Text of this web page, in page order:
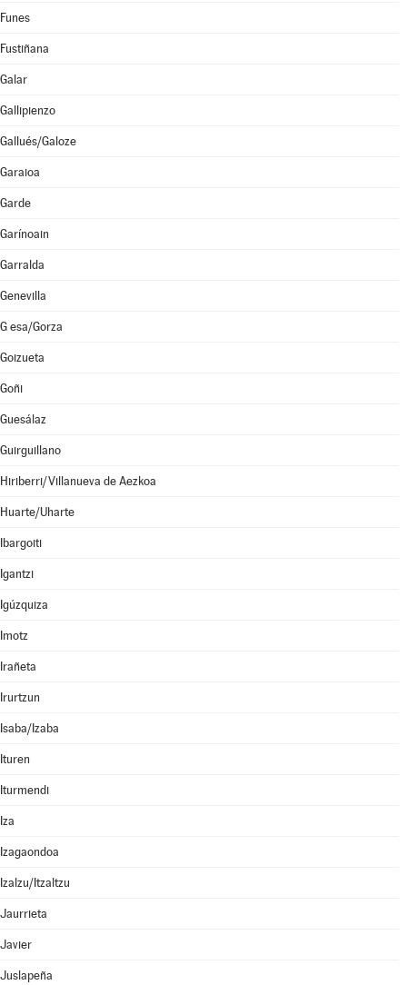
Funes
Fustiñana
Galar
Gallipienzo
Gallués/Galoze
Garaioa
Garde
Garínoain
Garralda
Genevilla
G esa/Gorza
Goizueta
Goñi
Guesálaz
Guirguillano
Hiriberri/Villanueva de Aezkoa
Huarte/Uharte
Ibargoiti
Igantzi
Igúzquiza
Imotz
Irañeta
Irurtzun
Isaba/Izaba
Ituren
Iturmendi
Iza
Izagaondoa
Izalzu/Itzaltzu
Jaurrieta
Javier
Juslapeña